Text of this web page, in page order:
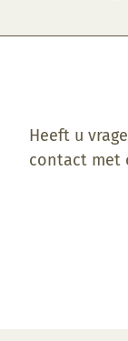
Heeft u
contact met